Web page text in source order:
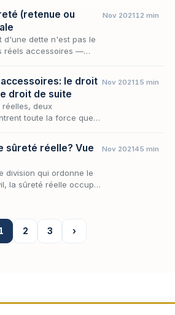
(retenue ou
d'une dette n'est pas le
réels accessoires —
Nov 202112 min
le droit
droit de suite
deux
toute la force que
Nov 202115 min
sûreté réelle? Vue
division qui ordonne le
la sûreté réelle occupe
Nov 202145 min
2 3 ›